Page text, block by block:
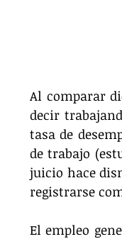
Al comparar
decir
tasa de
de trabajo
juicio hace
registrarse
El empleo